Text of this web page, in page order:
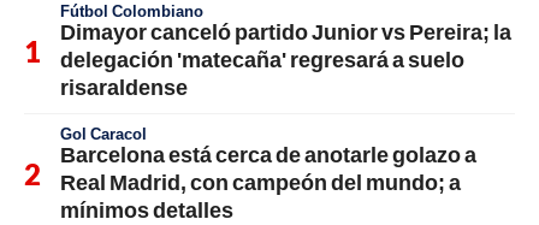
Fútbol Colombiano
Dimayor canceló partido Junior vs Pereira; la
delegación 'matecaña' regresará a suelo
risaraldense
Gol Caracol
Barcelona está cerca de anotarle golazo a
Real Madrid, con campeón del mundo; a
mínimos detalles